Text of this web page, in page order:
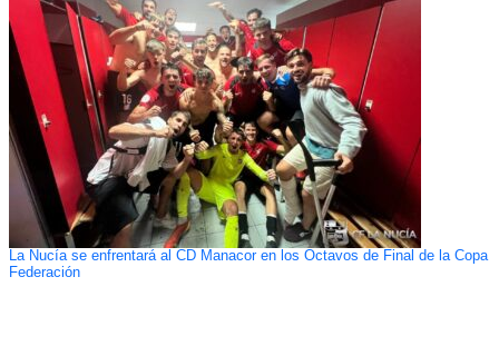
La Nucía se enfrentará al CD Manacor en los Octavos de Final de la Copa
Federación